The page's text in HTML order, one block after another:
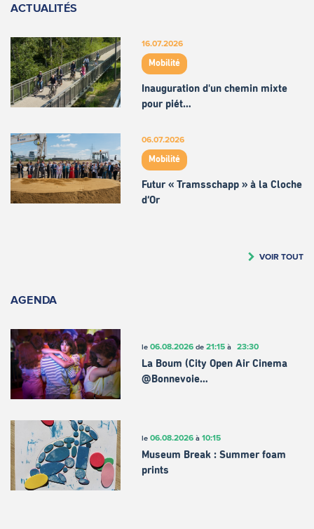
ACTUALITÉS
16.07.2026
Mobilité
Inauguration d'un chemin mixte
pour piét…
06.07.2026
Mobilité
Futur « Tramsschapp » à la Cloche
d’Or
VOIR TOUT
AGENDA
le 06.08.2026de 21:15à 23:30
La Boum (City Open Air Cinema
@Bonnevoie…
le 06.08.2026à 10:15
Museum Break : Summer foam
prints